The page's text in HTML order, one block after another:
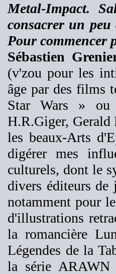
Metal-Impact.
consacrer un peu
Pour commencer
Sébastien
(v'zou pour les
âge par des films
Star Wars » ou
H.R.Giger,
les beaux-Arts
digérer mes
culturels, dont le
divers éditeurs de
notamment pour
d'illustrations
la romancière
Légendes de la
la série ARAWN